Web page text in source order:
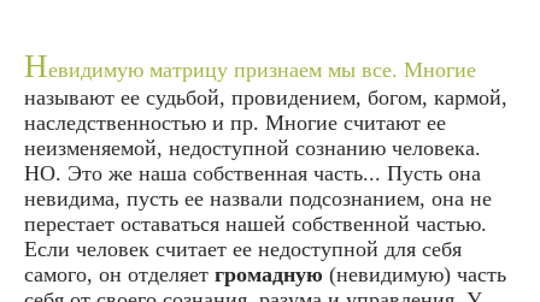
Невидимую матрицу признаем мы все. Многие
называют ее судьбой, провидением, богом, кармой,
наследственностью и пр. Многие считают ее
неизменяемой, недоступной сознанию человека.
НО. Это же наша собственная часть... Пусть она
невидима, пусть ее назвали подсознанием, она не
перестает оставаться нашей собственной частью.
Если человек считает ее недоступной для себя
самого, он отделяет громадную (невидимую) часть